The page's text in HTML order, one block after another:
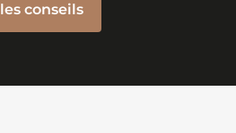
conseils